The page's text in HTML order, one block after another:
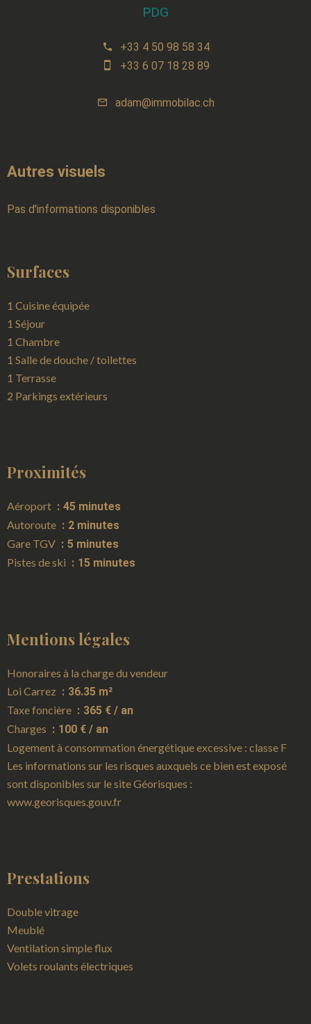
PDG
+33 4 50 98 58 34
+33 6 07 18 28 89
adam@immobilac.ch
Autres visuels
Pas d'informations disponibles
Surfaces
1 Cuisine équipée
1 Séjour
1 Chambre
1 Salle de douche / toilettes
1 Terrasse
2 Parkings extérieurs
Proximités
Aéroport
45 minutes
Autoroute
2 minutes
Gare TGV
5 minutes
Pistes de ski
15 minutes
Mentions légales
Honoraires à la charge du vendeur
Loi Carrez
36.35 m²
Taxe foncière
365 € / an
Charges
100 € / an
Logement à consommation énergétique excessive : classe F
Les informations sur les risques auxquels ce bien est exposé
sont disponibles sur le site Géorisques :
www.georisques.gouv.fr
Prestations
Double vitrage
Meublé
Ventilation simple flux
Volets roulants électriques